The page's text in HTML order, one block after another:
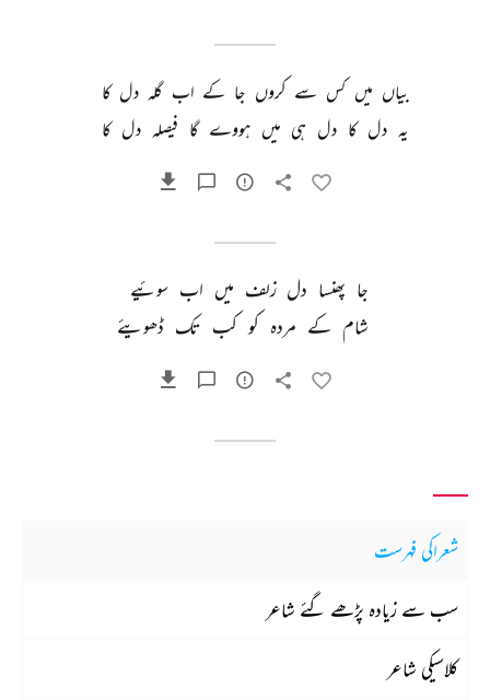
بیاں میں کس سے کروں جا کے اب گلہ دل کا
یہ دل کا دل ہی میں ہووے گا فیصلہ دل کا
جا پھنسا دل زلف میں اب سوئیے
شام کے مردہ کو کب تک ڈھویئے
شعراکی فہرست
سب سے زیادہ پڑھے گئے شاعر
کلاسیکی شاعر